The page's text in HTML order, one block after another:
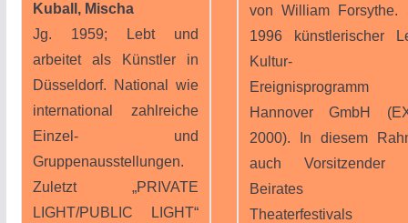
Kuball, Mischa
Jg. 1959; Lebt und
arbeitet als Künstler in
Düsseldorf. National wie
international zahlreiche
Einzel- und
Gruppenausstellungen.
Zuletzt „PRIVATE
LIGHT/PUBLIC LIGHT“
von William Forsythe.
1996 künstlerischer
Kultur-
Ereignisprogramm
Hannover GmbH
2000). In diesem
auch Vorsitzender
Beirates
Theaterfestivals